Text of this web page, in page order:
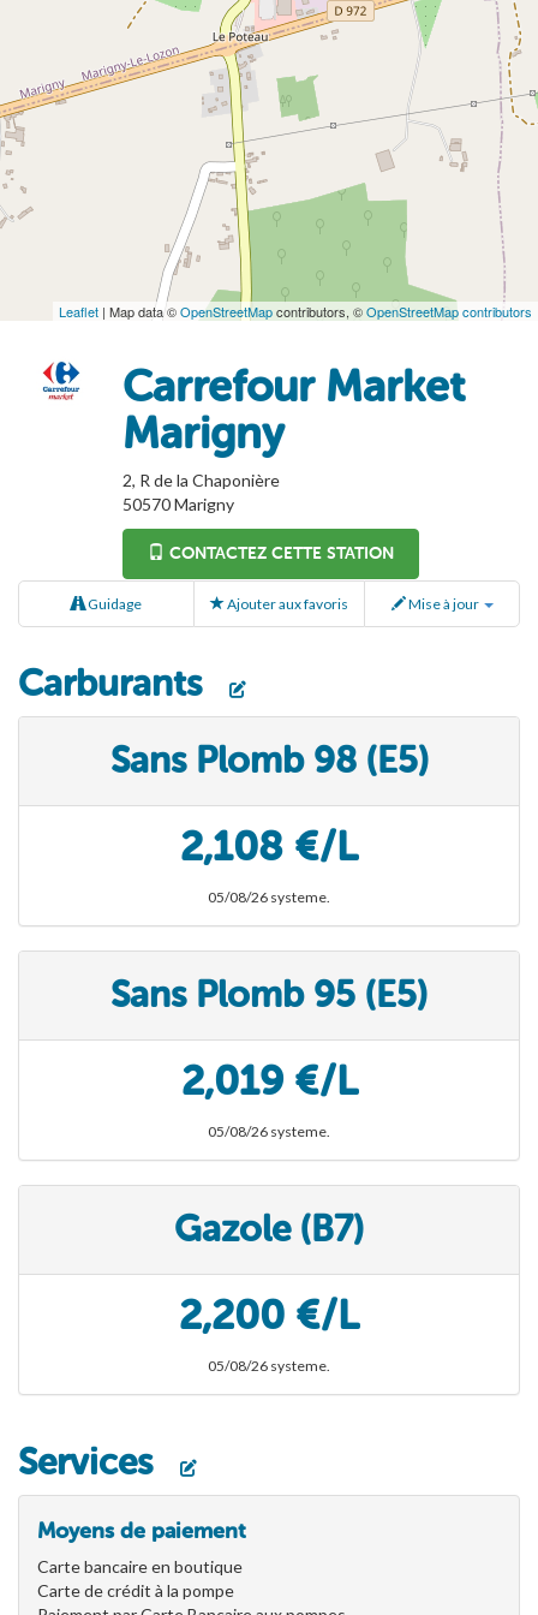
Leaflet | Map data ©OpenStreetMapcontributors, ©OpenStreetMap contributors
Carrefour Market
Marigny
2, R de la Chaponière
50570Marigny
CONTACTEZ CETTE STATION
Guidage Ajouter aux favoris Mise à jour
Carburants
Sans Plomb 98 (E5)
2,108 €/L
05/08/26 systeme.
Sans Plomb 95 (E5)
2,019 €/L
05/08/26 systeme.
Gazole (B7)
2,200 €/L
05/08/26 systeme.
Services
Moyens de paiement
Carte bancaire en boutique
Carte de crédit à la pompe